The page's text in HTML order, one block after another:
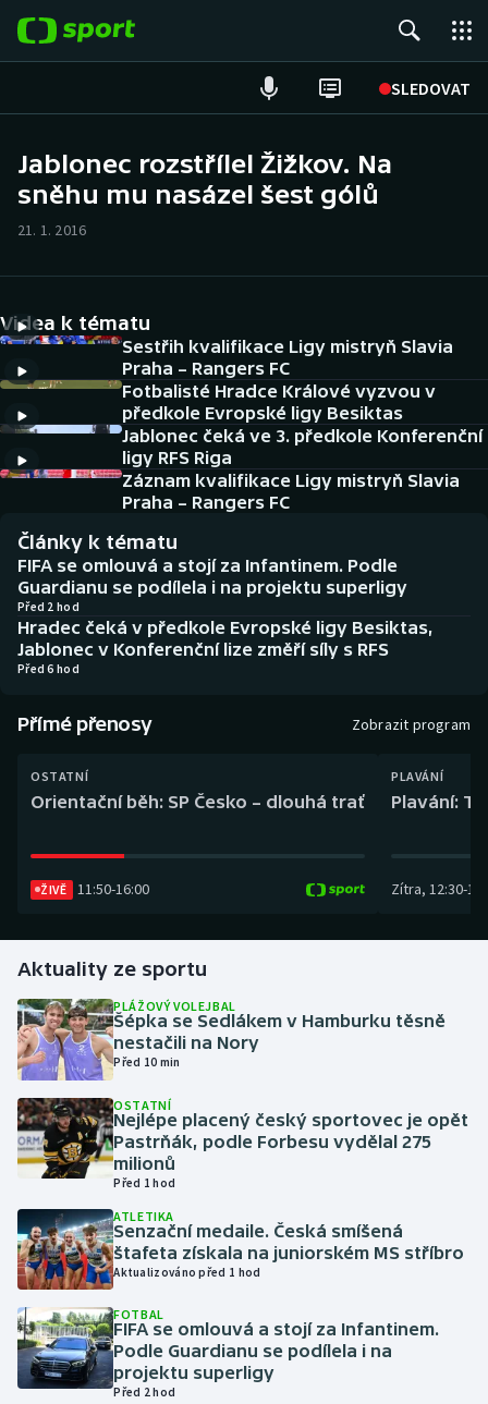
SLEDOVAT
Hokej
Cyklistika
DALŠÍ SPORTY
Americký fotbal
Baseball a softbal
Basketbal
Biatlon
Boby a skeleton
Box
Curling
Golf
Gymnastika
Házená
Jezdectví
Judo
Krasobruslení
Lezení
Lyže a snowboard
Moderní pětiboj
NEPŘEHLÉDNĚTE
Historické návraty
Aplikace ČT sport
AZ kvíz
Jablonec rozstřílel Žižkov. Na
sněhu mu nasázel šest gólů
21. 1. 2016
Videa k tématu
Sestřih kvalifikace Ligy mistryň Slavia
Praha – Rangers FC
Fotbalisté Hradce Králové vyzvou v
předkole Evropské ligy Besiktas
Jablonec čeká ve 3. předkole Konferenční
ligy RFS Riga
Záznam kvalifikace Ligy mistryň Slavia
Praha – Rangers FC
Články k tématu
FIFA se omlouvá a stojí za Infantinem. Podle
Guardianu se podílela i na projektu superligy
Před 2 hod
Hradec čeká v předkole Evropské ligy Besiktas,
Jablonec v Konferenční lize změří síly s RFS
Před 6 hod
Přímé přenosy Zobrazit program
OSTATNÍ
Orientační běh: SP Česko – dlouhá trať
ŽIVĚ 11:50-16:00
PLAVÁNÍ
Plavání:
Zítra, 12:30-
Aktuality ze sportu
PLÁŽOVÝ VOLEJBAL
Šépka se Sedlákem v Hamburku těsně
nestačili na Nory
Před 10 min
OSTATNÍ
Nejlépe placený český sportovec je opět
Pastrňák, podle Forbesu vydělal 275
milionů
Před 1 hod
ATLETIKA
Senzační medaile. Česká smíšená
štafeta získala na juniorském MS stříbro
Aktualizováno před 1 hod
FOTBAL
FIFA se omlouvá a stojí za Infantinem.
Podle Guardianu se podílela i na
projektu superligy
Před 2 hod